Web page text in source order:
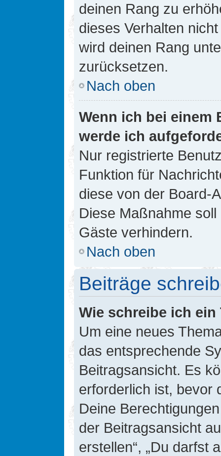
deinen Rang zu
dieses Verhalten
wird deinen Rang
zurücksetzen.
Nach oben
Wenn ich bei einem
werde ich
Nur registrierte
Funktion für
diese von der Board-
Diese Maßnahme
Gäste verhindern.
Nach oben
Beiträge
Wie schreibe ich ein
Um eine neues
das entsprechende
Beitragsansicht. Es
erforderlich ist, bevor
Deine
der Beitragsansicht
erstellen“, „Du darfst